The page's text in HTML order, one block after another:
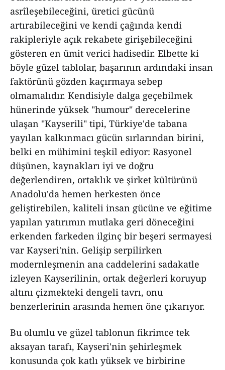
asrîleşebileceğini, üretici gücünü
artırabileceğini ve kendi çağında kendi
rakipleriyle açık rekabete girişebileceğini
gösteren en ümit verici hadisedir. Elbette ki
böyle güzel tablolar, başarının ardındaki insan
faktörünü gözden kaçırmaya sebep
olmamalıdır. Kendisiyle dalga geçebilmek
hünerinde yüksek "humour" derecelerine
ulaşan "Kayserili" tipi, Türkiye'de tabana
yayılan kalkınmacı gücün sırlarından birini,
belki en mühimini teşkil ediyor: Rasyonel
düşünen, kaynakları iyi ve doğru
değerlendiren, ortaklık ve şirket kültürünü
Anadolu'da hemen herkesten önce
geliştirebilen, kaliteli insan gücüne ve eğitime
yapılan yatırımın mutlaka geri döneceğini
erkenden farkeden ilginç bir beşeri sermayesi
var Kayseri'nin. Gelişip serpilirken
modernleşmenin ana caddelerini sadakatle
izleyen Kayserilinin, ortak değerleri koruyup
altını çizmekteki dengeli tavrı, onu
benzerlerinin arasında hemen öne çıkarıyor.
Bu olumlu ve güzel tablonun fikrimce tek
aksayan tarafı, Kayseri'nin şehirleşmek
konusunda çok katlı yüksek ve birbirine